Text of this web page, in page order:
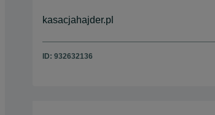
kasacjahajder.pl
ID: 932632136